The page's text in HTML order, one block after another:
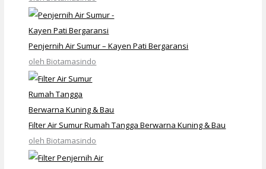
Penjernih Air Sumur – Kayen Pati Bergaransi
oleh Biotamasindo
Filter Air Sumur Rumah Tangga Berwarna Kuning & Bau
oleh Biotamasindo